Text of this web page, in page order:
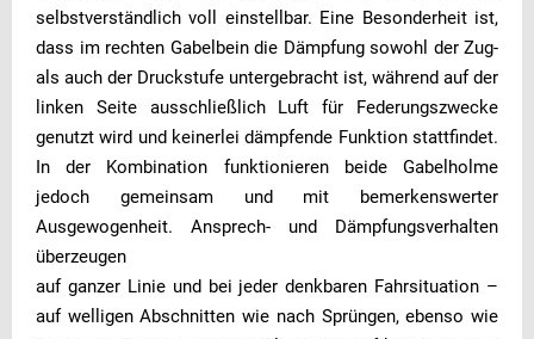
selbstverständlich voll einstellbar. Eine Besonderheit ist,
dass im rechten Gabelbein die Dämpfung sowohl der Zug-
als auch der Druckstufe untergebracht ist, während auf der
linken Seite ausschließlich Luft für Federungszwecke
genutzt wird und keinerlei dämpfende Funktion stattfindet.
In der Kombination funktionieren beide Gabelholme
jedoch gemeinsam und mit bemerkenswerter
Ausgewogenheit. Ansprech- und Dämpfungsverhalten
überzeugen
auf ganzer Linie und bei jeder denkbaren Fahrsituation –
auf welligen Abschnitten wie nach Sprüngen, ebenso wie